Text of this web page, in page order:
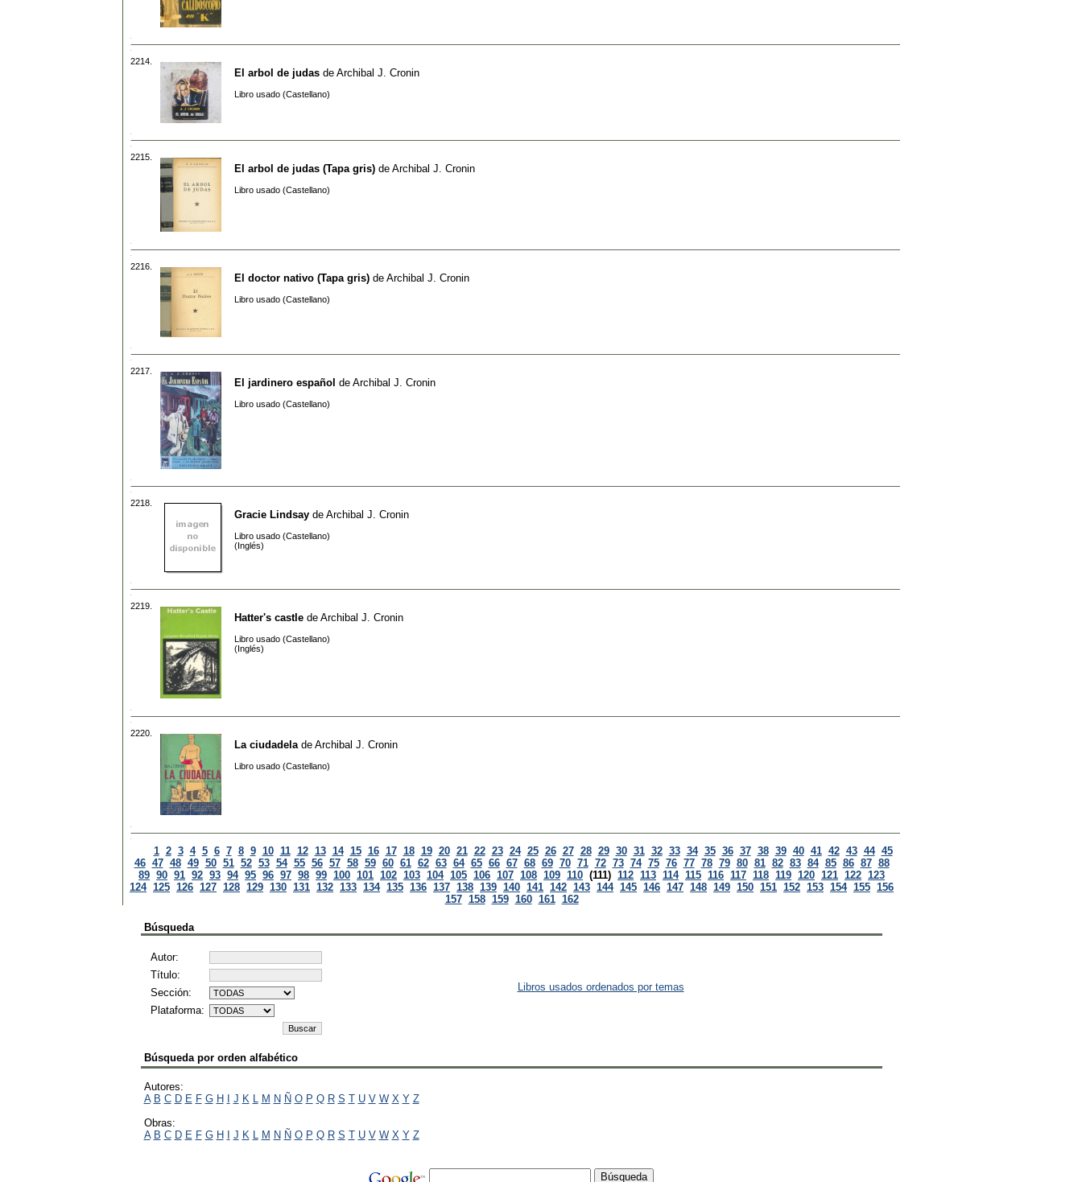
2214.
El arbol de judas de Archibal J. Cronin
Libro usado (Castellano)
2215.
El arbol de judas (Tapa gris) de Archibal J. Cronin
Libro usado (Castellano)
2216.
El doctor nativo (Tapa gris) de Archibal J. Cronin
Libro usado (Castellano)
2217.
El jardinero español de Archibal J. Cronin
Libro usado (Castellano)
2218.
Gracie Lindsay de Archibal J. Cronin
Libro usado (Castellano)
(Inglés)
2219.
Hatter's castle de Archibal J. Cronin
Libro usado (Castellano)
(Inglés)
2220.
La ciudadela de Archibal J. Cronin
Libro usado (Castellano)
1 2 3 4 5 6 7 8 9 10 11 12 13 14 15 16 17 18 19 20 21 22 23 24 25 26 27 28 29 30 31 32 33 34 35 36 37 38 39 40 41 42 43 44 45
46 47 48 49 50 51 52 53 54 55 56 57 58 59 60 61 62 63 64 65 66 67 68 69 70 71 72 73 74 75 76 77 78 79 80 81 82 83 84 85 86 87 88
89 90 91 92 93 94 95 96 97 98 99 100 101 102 103 104 105 106 107 108 109 110 (111) 112 113 114 115 116 117 118 119 120 121 122 123
124 125 126 127 128 129 130 131 132 133 134 135 136 137 138 139 140 141 142 143 144 145 146 147 148 149 150 151 152 153 154 155 156
157 158 159 160 161 162
Búsqueda
Autor:
Título:
Sección:
Plataforma:
Libros usados ordenados por temas
Búsqueda por orden alfabético
Autores:
A B C D E F G H I J K L M N Ñ O P Q R S T U V W X Y Z
Obras:
A B C D E F G H I J K L M N Ñ O P Q R S T U V W X Y Z